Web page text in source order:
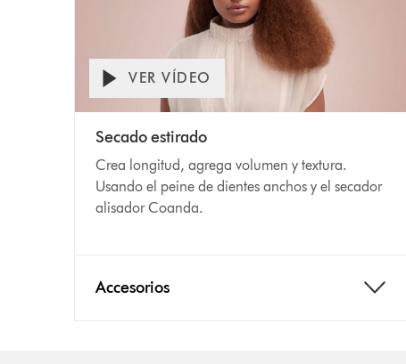
VER VÍDEO
Secado estirado
Crea longitud, agrega volumen y textura.
Usando el peine de dientes anchos y el secador
alisador Coanda.
Accesorios